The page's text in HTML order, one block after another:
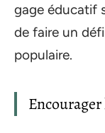
gage éducatif
de faire un
populaire.